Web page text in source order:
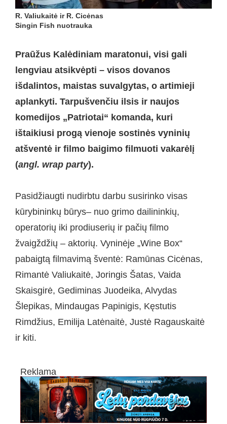
R. Valiukaitė ir R. Cicėnas
Singin Fish nuotrauka
Praūžus Kalėdiniam maratonui, visi gali
lengviau atsikvėpti – visos dovanos
išdalintos, maistas suvalgytas, o artimieji
aplankyti. Tarpušvenčiu ilsis ir naujos
komedijos „Patriotai“ komanda, kuri
ištaikiusi progą vienoje sostinės vyninių
atšventė ir filmo baigimo filmuoti vakarėlį
(angl. wrap party).
Pasidžiaugti nudirbtu darbu susirinko visas
kūrybininkų būrys– nuo grimo dailininkių,
operatorių iki prodiuserių ir pačių filmo
žvaigždžių – aktorių. Vyninėje „Wine Box“
pabaigtą filmavimą šventė: Ramūnas Cicėnas,
Rimantė Valiukaitė, Joringis Šatas, Vaida
Skaisgirė, Gediminas Juodeika, Alvydas
Šlepikas, Mindaugas Papinigis, Kęstutis
Rimdžius, Emilija Latėnaitė, Justė Ragauskaitė
ir kiti.
Reklama